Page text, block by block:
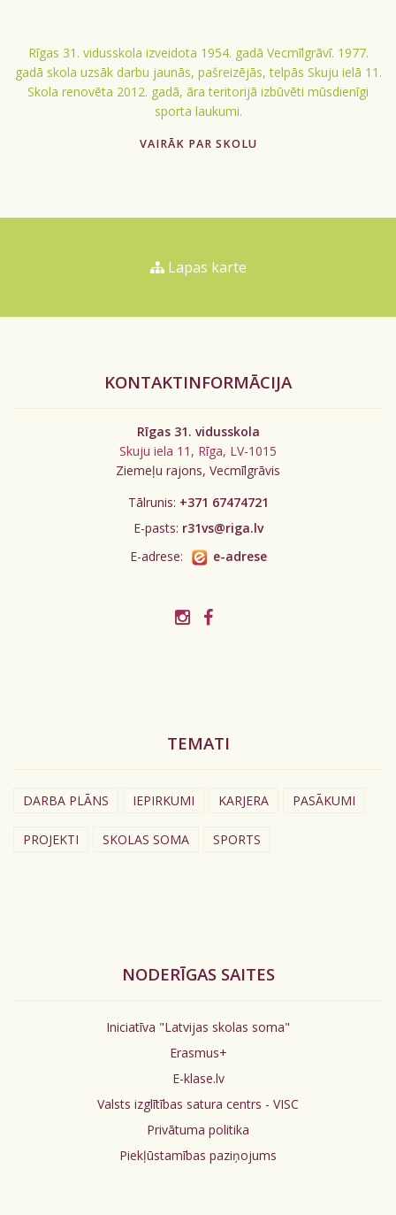
Rīgas 31. vidusskola izveidota 1954. gadā Vecmīlgrāvī. 1977.
gadā skola uzsāk darbu jaunās, pašreizējās, telpās Skuju ielā 11.
Skola renovēta 2012. gadā, āra teritorijā izbūvēti mūsdienīgi
sporta laukumi.
VAIRĀK PAR SKOLU
Lapas karte
KONTAKTINFORMĀCIJA
Rīgas 31. vidusskola
Skuju iela 11, Rīga, LV-1015
Ziemeļu rajons, Vecmīlgrāvis
Tālrunis: +371 67474721
E-pasts: r31vs@riga.lv
E-adrese:
e-adrese
TEMATI
DARBA PLĀNS IEPIRKUMI KARJERA PASĀKUMI
PROJEKTI SKOLAS SOMA SPORTS
NODERĪGAS SAITES
Iniciatīva "Latvijas skolas soma"
Erasmus+
E-klase.lv
Valsts izglītības satura centrs - VISC
Privātuma politika
Piekļūstamības paziņojums